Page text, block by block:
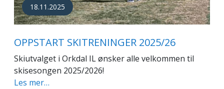
18.11.2025
OPPSTART SKITRENINGER 2025/26
Skiutvalget i Orkdal IL ønsker alle velkommen til
skisesongen 2025/2026!
Les mer…